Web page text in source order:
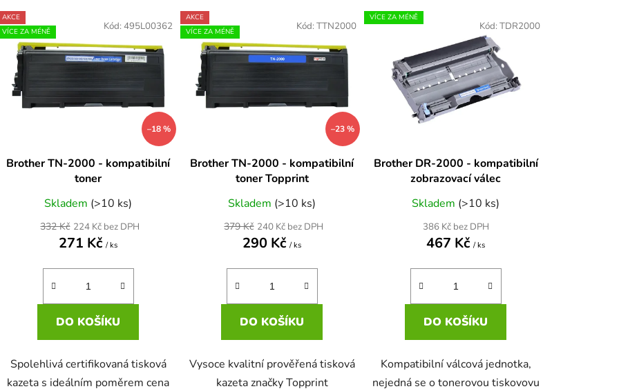
e
n
p
r
k
t
AKCE
VÍCE ZA MÉNĚ
–18 %
Brother TN-2000 - kompatibilní
toner
Skladem (>10 ks)
224 Kč bez DPH
271 Kč/ ks
332 Kč
DO KOŠÍKU
Spolehlivá certifikovaná tisková
kazeta s ideálním poměrem cena
Kód: 495L00362
AKCE
VÍCE ZA MÉNĚ
–23 %
Brother TN-2000 - kompatibilní
toner Topprint
Skladem (>10 ks)
240 Kč bez DPH
290 Kč/ ks
379 Kč
DO KOŠÍKU
Vysoce kvalitní prověřená tisková
kazeta značky Topprint
Kód: TTN2000
VÍCE ZA MÉNĚ
Brother DR-2000 - kompatibilní
zobrazovací válec
Skladem (>10 ks)
386 Kč bez DPH
467 Kč/ ks
DO KOŠÍKU
Kompatibilní válcová jednotka,
nejedná se o tonerovou tiskovovu
Kód: TDR2000